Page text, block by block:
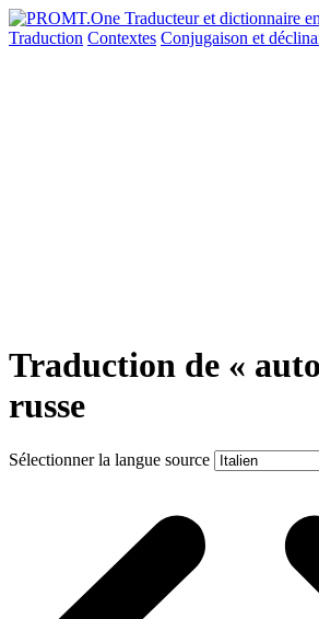
Traduction Contextes Conjugaison et
Traduction de «
russe
Sélectionner la langue source